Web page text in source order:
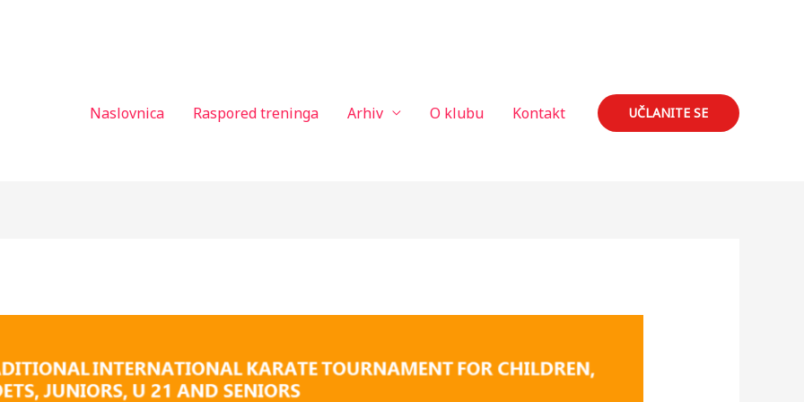
Naslovnica Raspored treninga Arhiv O klubu Kontakt UČLANITE SE